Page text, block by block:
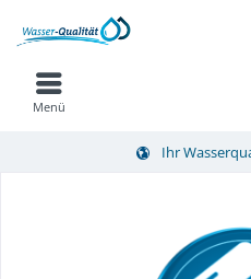
Menü
Ihr